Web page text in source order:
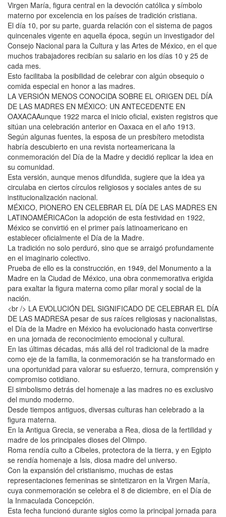
Virgen María, figura central en la devoción católica y símbolo
materno por excelencia en los países de tradición cristiana.
El día 10, por su parte, guarda relación con el sistema de pagos
quincenales vigente en aquella época, según un investigador del
Consejo Nacional para la Cultura y las Artes de México, en el que
muchos trabajadores recibían su salario en los días 10 y 25 de
cada mes.
Esto facilitaba la posibilidad de celebrar con algún obsequio o
comida especial en honor a las madres.
LA VERSIÓN MENOS CONOCIDA SOBRE EL ORIGEN DEL DÍA
DE LAS MADRES EN MÉXICO: UN ANTECEDENTE EN
OAXACAAunque 1922 marca el inicio oficial, existen registros que
sitúan una celebración anterior en Oaxaca en el año 1913.
Según algunas fuentes, la esposa de un presbítero metodista
habría descubierto en una revista norteamericana la
conmemoración del Día de la Madre y decidió replicar la idea en
su comunidad.
Esta versión, aunque menos difundida, sugiere que la idea ya
circulaba en ciertos círculos religiosos y sociales antes de su
institucionalización nacional.
MÉXICO, PIONERO EN CELEBRAR EL DÍA DE LAS MADRES EN
LATINOAMÉRICACon la adopción de esta festividad en 1922,
México se convirtió en el primer país latinoamericano en
establecer oficialmente el Día de la Madre.
La tradición no solo perduró, sino que se arraigó profundamente
en el imaginario colectivo.
Prueba de ello es la construcción, en 1949, del Monumento a la
Madre en la Ciudad de México, una obra conmemorativa erigida
para exaltar la figura materna como pilar moral y social de la
nación.
<br /> LA EVOLUCIÓN DEL SIGNIFICADO DE CELEBRAR EL DÍA
DE LAS MADRESA pesar de sus raíces religiosas y nacionalistas,
el Día de la Madre en México ha evolucionado hasta convertirse
en una jornada de reconocimiento emocional y cultural.
En las últimas décadas, más allá del rol tradicional de la madre
como eje de la familia, la conmemoración se ha transformado en
una oportunidad para valorar su esfuerzo, ternura, comprensión y
compromiso cotidiano.
El simbolismo detrás del homenaje a las madres no es exclusivo
del mundo moderno.
Desde tiempos antiguos, diversas culturas han celebrado a la
figura materna.
En la Antigua Grecia, se veneraba a Rea, diosa de la fertilidad y
madre de los principales dioses del Olimpo.
Roma rendía culto a Cibeles, protectora de la tierra, y en Egipto
se rendía homenaje a Isis, diosa madre del universo.
Con la expansión del cristianismo, muchas de estas
representaciones femeninas se sintetizaron en la Virgen María,
cuya conmemoración se celebra el 8 de diciembre, en el Día de
la Inmaculada Concepción.
Esta fecha funcionó durante siglos como la principal jornada para